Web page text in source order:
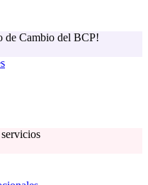
de Cambio del BCP!